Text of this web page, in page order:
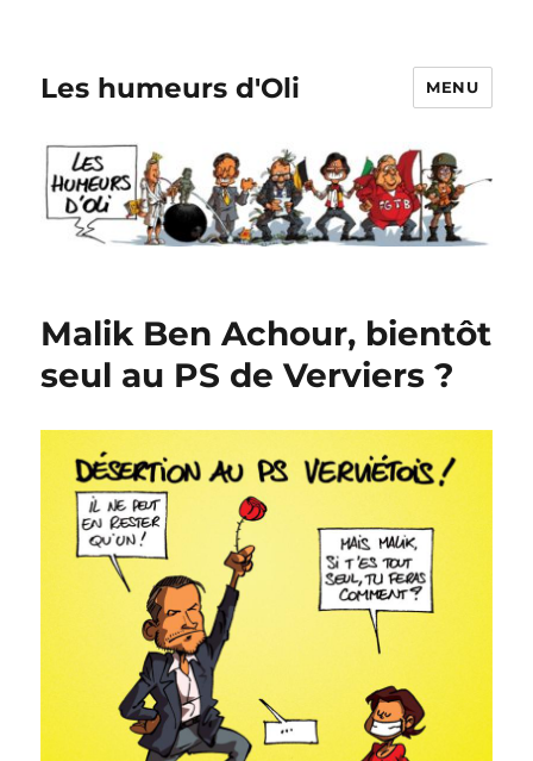
Les humeurs d'Oli MENU
Malik Ben Achour, bientôt
seul au PS de Verviers ?